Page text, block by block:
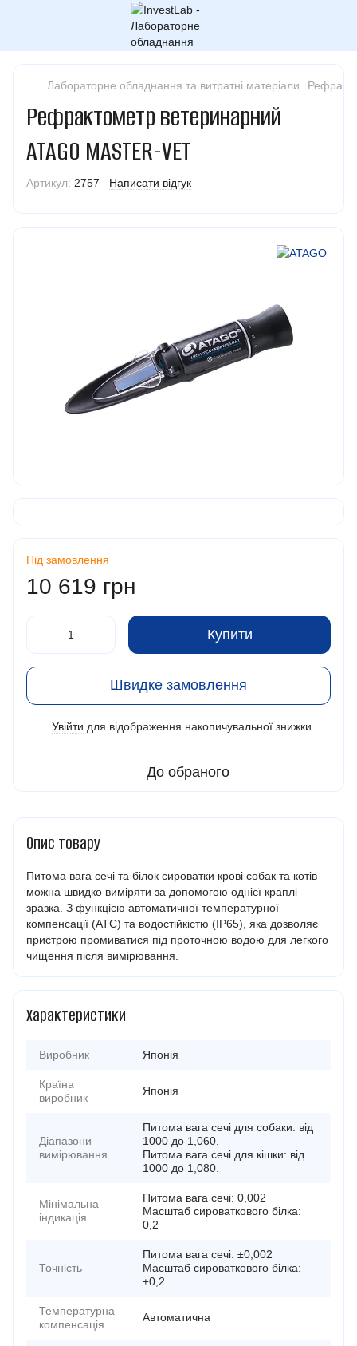
Лабораторне обладнання та витратні матеріали
Рефрактометр ветеринарний
ATAGO MASTER-VET
Артикул: 2757 Написати відгук
Під замовлення
10 619 грн
Купити
Швидке замовлення
Увійти для відображення накопичувальної знижки
До обраного
Опис товару
Питома вага сечі та білок сироватки крові собак та котів
можна швидко виміряти за допомогою однієї краплі
зразка. З функцією автоматичної температурної
компенсації (ATC) та водостійкістю (IP65), яка дозволяє
пристрою промиватися під проточною водою для легкого
чищення після вимірювання.
Характеристики
Виробник Японія
Країна
виробник
Японія
Діапазони
вимірювання
Питома вага сечі для собаки: від
1000 до 1,060.
Питома вага сечі для кішки: від
1000 до 1,080.
Мінімальна
індикація
Питома вага сечі: 0,002
Масштаб сироваткового білка:
0,2
Точність
Питома вага сечі: ±0,002
Масштаб сироваткового білка:
±0,2
Температурна
компенсація
Автоматична